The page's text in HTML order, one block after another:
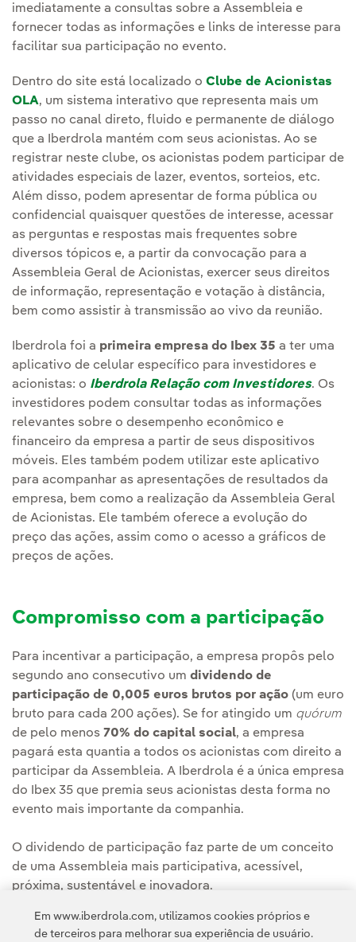
imediatamente a consultas sobre a Assembleia e
fornecer todas as informações e links de interesse para
facilitar sua participação no evento.
Dentro do site está localizado o Clube de Acionistas
OLA, um sistema interativo que representa mais um
passo no canal direto, fluido e permanente de diálogo
que a Iberdrola mantém com seus acionistas. Ao se
registrar neste clube, os acionistas podem participar de
atividades especiais de lazer, eventos, sorteios, etc.
Além disso, podem apresentar de forma pública ou
confidencial quaisquer questões de interesse, acessar
as perguntas e respostas mais frequentes sobre
diversos tópicos e, a partir da convocação para a
Assembleia Geral de Acionistas, exercer seus direitos
de informação, representação e votação à distância,
bem como assistir à transmissão ao vivo da reunião.
Iberdrola foi a primeira empresa do Ibex 35 a ter uma
aplicativo de celular específico para investidores e
acionistas: o Iberdrola Relação com Investidores. Os
investidores podem consultar todas as informações
relevantes sobre o desempenho econômico e
financeiro da empresa a partir de seus dispositivos
móveis. Eles também podem utilizar este aplicativo
para acompanhar as apresentações de resultados da
empresa, bem como a realização da Assembleia Geral
de Acionistas. Ele também oferece a evolução do
preço das ações, assim como o acesso a gráficos de
preços de ações.
Compromisso com a participação
Para incentivar a participação, a empresa propôs pelo
segundo ano consecutivo um dividendo de
participação de 0,005 euros brutos por ação (um euro
bruto para cada 200 ações). Se for atingido um quórum
de pelo menos 70% do capital social, a empresa
pagará esta quantia a todos os acionistas com direito a
participar da Assembleia. A Iberdrola é a única empresa
do Ibex 35 que premia seus acionistas desta forma no
evento mais importante da companhia.
O dividendo de participação faz parte de um conceito
de uma Assembleia mais participativa, acessível,
próxima, sustentável e inovadora.
Em www.iberdrola.com, utilizamos cookies próprios e
de terceiros para melhorar sua experiência de usuário.